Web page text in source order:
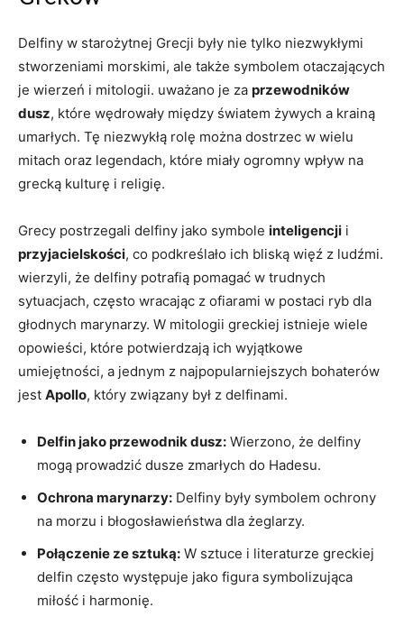
Delfiny w starożytnej Grecji były nie tylko niezwykłymi
stworzeniami morskimi, ale także symbolem otaczających
je wierzeń i mitologii. uważano je za przewodników
dusz, które wędrowały między światem żywych a krainą
umarłych. Tę niezwykłą rolę można dostrzec w wielu
mitach oraz legendach, które miały ogromny wpływ na
grecką kulturę i religię.
Grecy postrzegali delfiny jako symbole inteligencji i
przyjacielskości, co podkreślało ich bliską więź z ludźmi.
wierzyli, że delfiny potrafią pomagać w trudnych
sytuacjach, często wracając z ofiarami w postaci ryb dla
głodnych marynarzy. W mitologii greckiej istnieje wiele
opowieści, które potwierdzają ich wyjątkowe
umiejętności, a jednym z najpopularniejszych bohaterów
jest Apollo, który związany był z delfinami.
Delfin jako przewodnik dusz: Wierzono, że delfiny
mogą prowadzić dusze zmarłych do Hadesu.
Ochrona marynarzy: Delfiny były symbolem ochrony
na morzu i błogosławieństwa dla żeglarzy.
Połączenie ze sztuką: W sztuce i literaturze greckiej
delfin często występuje jako figura symbolizująca
miłość i harmonię.